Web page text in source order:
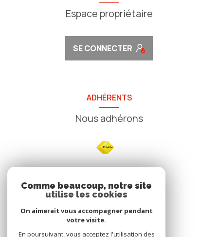
Espace propriétaire
SE CONNECTER
ADHÉRENTS
Nous adhérons
NOS
Comme beaucoup, notre site
utilise les cookies
On aimerait vous accompagner pendant
votre visite.
En poursuivant, vous acceptez l'utilisation des